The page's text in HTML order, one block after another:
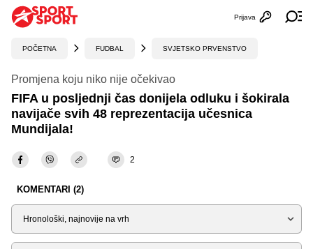
Otvori
Prijava
POČETNA FUDBAL SVJETSKO PRVENSTVO
Promjena koju niko nije očekivao
FIFA u posljednji čas donijela odluku i šokirala
navijače svih 48 reprezentacija učesnica
Mundijala!
2
KOMENTARI (2)
Sortiraj